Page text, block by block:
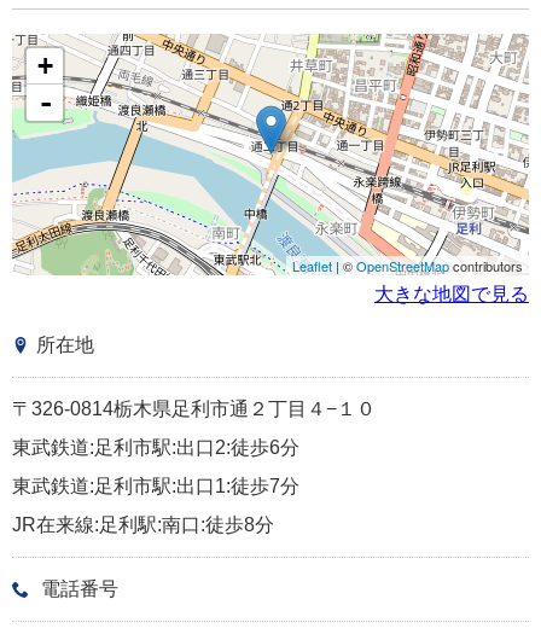
+
-
Leaflet | ©OpenStreetMapcontributors
大きな地図で見る
所在地
〒326-0814栃木県足利市通２丁目４−１０
東武鉄道:足利市駅:出口2:徒歩6分
東武鉄道:足利市駅:出口1:徒歩7分
JR在来線:足利駅:南口:徒歩8分
電話番号